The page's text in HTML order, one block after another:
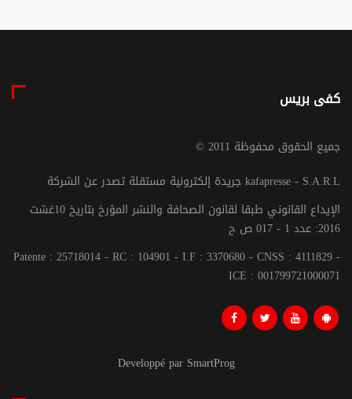
كفى بريس
© جميع الحقوق محفوظة 2011
جريدة إلكترونية مستقلة تصدر عن الشركة kafapresse - S.A.R.L
الإيداع القانوني طبقا لقانون الصحافة والنشر المؤرخ بتاريخ 10غشت
2016: عدد 1 - 017 ص ح
Patente : 25718014 - RC : 104901 - I.F : 3370680 - CNSS : 4111829 -
ICE : 001799721000071
Developpé par SmartProg